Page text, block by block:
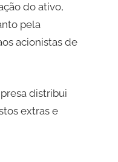
do ativo,
pela
acionistas de
distribui
extras e